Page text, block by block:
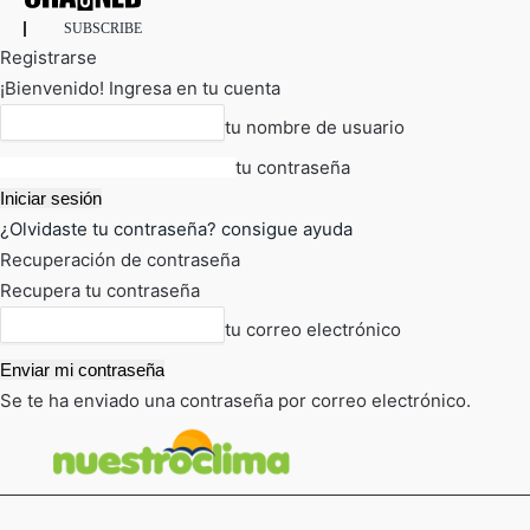
SUBSCRIBE
Registrarse
¡Bienvenido! Ingresa en tu cuenta
tu nombre de usuario
tu contraseña
¿Olvidaste tu contraseña? consigue ayuda
Recuperación de contraseña
Recupera tu contraseña
tu correo electrónico
Se te ha enviado una contraseña por correo electrónico.